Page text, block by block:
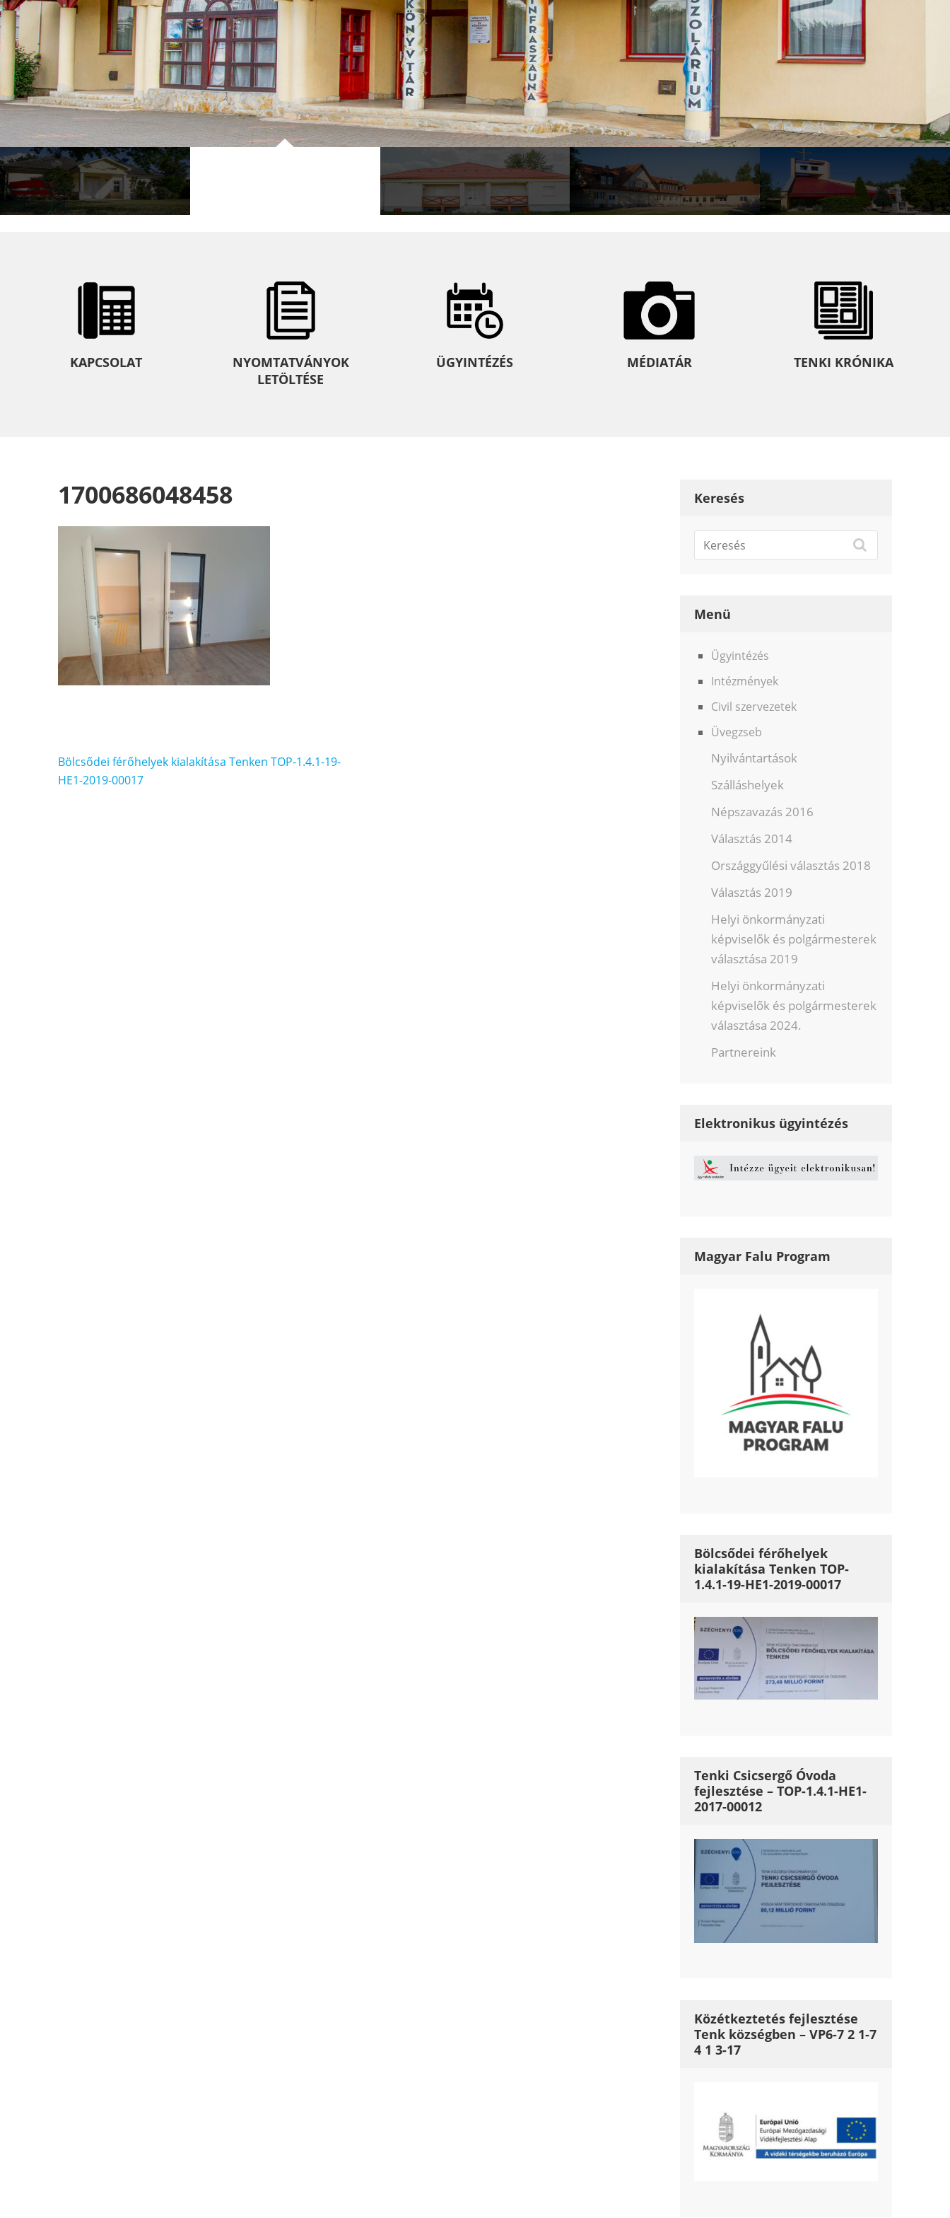
KAPCSOLAT
NYOMTATVÁNYOK
LETÖLTÉSE
ÜGYINTÉZÉS MÉDIATÁR TENKI KRÓNIKA
1700686048458
Bejegyzés
navigáció
Bölcsődei férőhelyek kialakítása Tenken TOP-1.4.1-19-
HE1-2019-00017
Keresés
Menü
Ügyintézés
Intézmények
Civil szervezetek
Üvegzseb
Nyilvántartások
Szálláshelyek
Népszavazás 2016
Választás 2014
Országgyűlési választás 2018
Választás 2019
Helyi önkormányzati
képviselők és polgármesterek
választása 2019
Helyi önkormányzati
képviselők és polgármesterek
választása 2024.
Partnereink
Elektronikus ügyintézés
Magyar Falu Program
Bölcsődei férőhelyek
kialakítása Tenken TOP-
1.4.1-19-HE1-2019-00017
Tenki Csicsergő Óvoda
fejlesztése – TOP-1.4.1-HE1-
2017-00012
Közétkeztetés fejlesztése
Tenk községben – VP6-7 2 1-7
4 1 3-17